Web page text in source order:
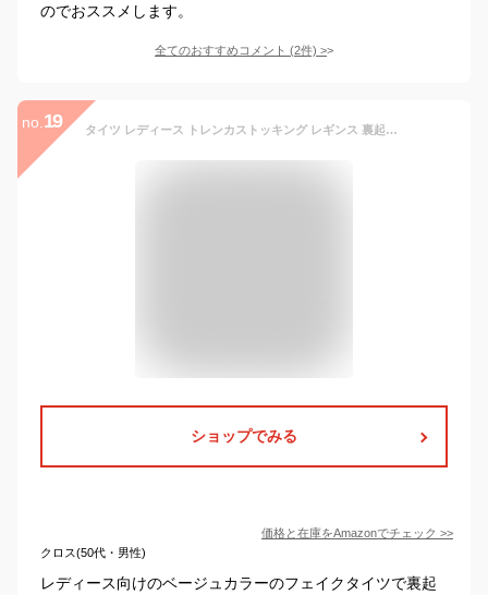
のでおススメします。
全てのおすすめコメント (2件) >
no. 19 タイツ レディース トレンカストッキング レギンス 裏起毛 黑色 ベージュ ハイウエスト 厚手 シンプル 伸縮性 保温 防寒 秋冬 (ベージュ（タイツ）)
ショップでみる
価格と在庫をAmazonでチェック >>
クロス(50代・男性)
レディース向けのベージュカラーのフェイクタイツで裏起